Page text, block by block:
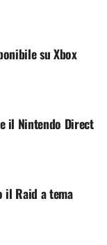
su Xbox
il Nintendo Direct
il Raid a tema